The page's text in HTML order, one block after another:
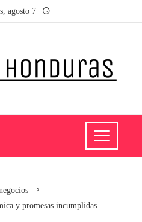
agosto 7
y promesas incumplidas